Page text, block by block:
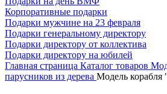
Корпоративные подарки
Подарки мужчине на 23 февраля
Подарки генеральному директору
Подарки директору от коллектива
Подарки директору на юбилей
Главная страница Каталог товаров
парусников из дерева Модель